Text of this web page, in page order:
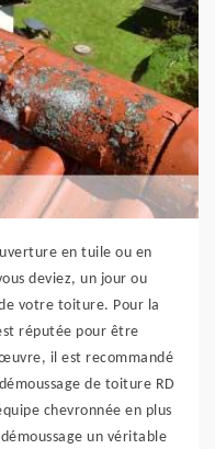
en tuile ou en
deviez, un jour ou
votre toiture. Pour la
réputée pour être
il est recommandé
de toiture RD
chevronnée en plus
un véritable